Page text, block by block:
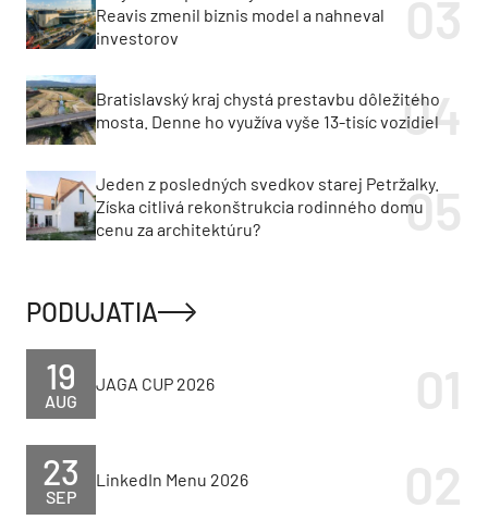
Reavis zmenil biznis model a nahneval
investorov
Bratislavský kraj chystá prestavbu dôležitého
mosta. Denne ho využíva vyše 13-tisíc vozidiel
Jeden z posledných svedkov starej Petržalky.
Získa citlivá rekonštrukcia rodinného domu
cenu za architektúru?
PODUJATIA
AUG
19 JAGA CUP 2026
SEP
23 LinkedIn Menu 2026